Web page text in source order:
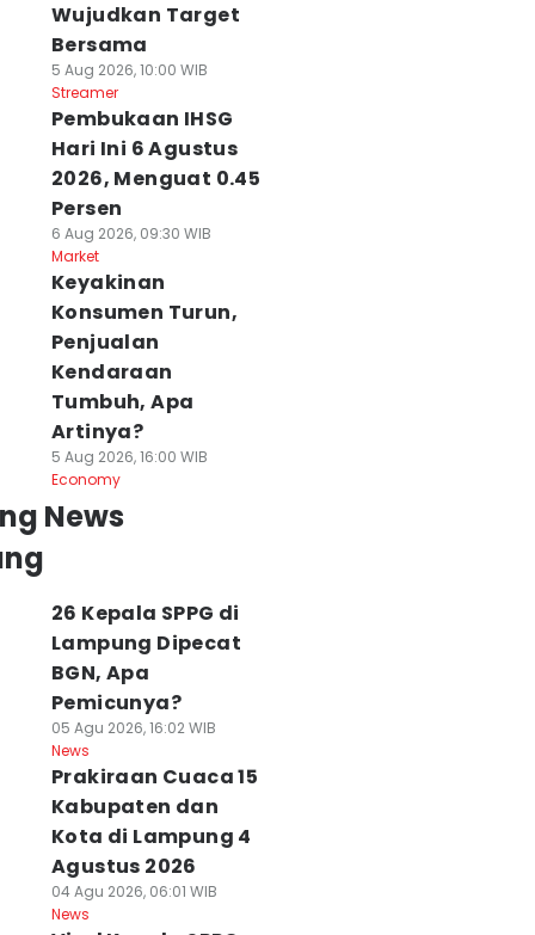
Wujudkan Target
Bersama
5 Aug 2026, 10:00 WIB
Streamer
Pembukaan IHSG
Hari Ini 6 Agustus
2026, Menguat 0.45
Persen
6 Aug 2026, 09:30 WIB
Market
Keyakinan
Konsumen Turun,
Penjualan
Kendaraan
Tumbuh, Apa
Artinya?
5 Aug 2026, 16:00 WIB
Economy
News
26 Kepala SPPG di
Lampung Dipecat
BGN, Apa
Pemicunya?
05 Agu 2026, 16:02 WIB
News
Prakiraan Cuaca 15
Kabupaten dan
Kota di Lampung 4
Agustus 2026
04 Agu 2026, 06:01 WIB
News